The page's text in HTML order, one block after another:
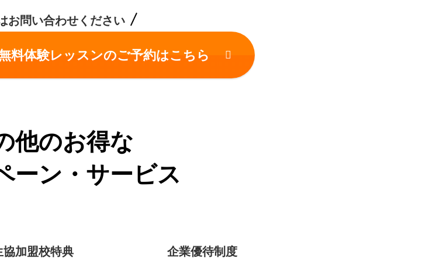
お問い合わせください
料体験レッスンのご予約はこちら
他のお得な
ーン・サービス
協加盟校特典 企業優待制度